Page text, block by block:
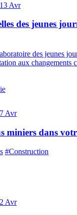
13 Avr
des jeunes
des jeunes
aux changements
7 Avr
miniers dans
#Construction
2 Avr